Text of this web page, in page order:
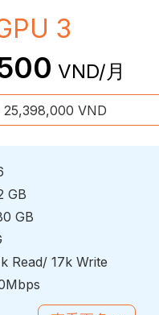
3
VND/月
GB
GB
Read/ 17k Write